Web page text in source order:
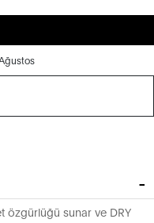
özgürlüğü sunar ve DRY